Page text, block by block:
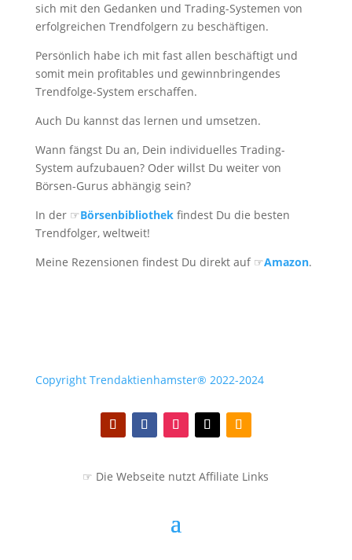
sich mit den Gedanken und Trading-Systemen von
erfolgreichen Trendfolgern zu beschäftigen.
Persönlich habe ich mit fast allen beschäftigt und
somit mein profitables und gewinnbringendes
Trendfolge-System erschaffen.
Auch Du kannst das lernen und umsetzen.
Wann fängst Du an, Dein individuelles Trading-
System aufzubauen? Oder willst Du weiter von
Börsen-Gurus abhängig sein?
In der ☞Börsenbibliothekfindest Du die besten
Trendfolger, weltweit!
Meine Rezensionen findest Du direkt auf ☞Amazon.
Copyright Trendaktienhamster® 2022-2024
☞ Die Webseite nutzt Affiliate Links